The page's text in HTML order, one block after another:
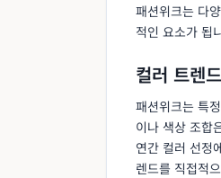
패션위크는 다
적인 요소가 됩
컬러 트렌드
패션위크는 특
이나 색상 조합
연간 컬러 선정
렌드를 직접적